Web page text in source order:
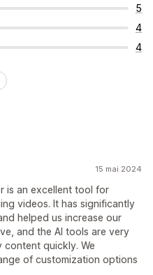
5
4
4
15 mai 2024
is an excellent tool for
videos. It has significantly
helped us increase our
and the AI tools are very
content quickly. We
of customization options